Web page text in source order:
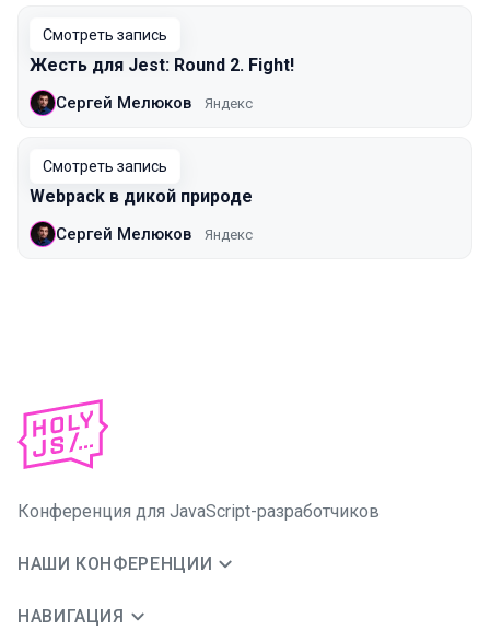
Смотреть запись
Жесть для Jest: Round 2. Fight!
Сергей Мелюков Яндекс
Смотреть запись
Webpack в дикой природе
Сергей Мелюков Яндекс
Конференция для JavaScript-разработчиков
НАШИ КОНФЕРЕНЦИИ
НАВИГАЦИЯ